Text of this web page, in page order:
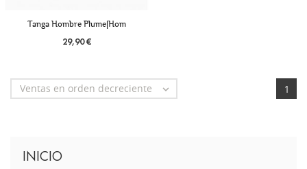
INICIO
Tanga Hombre Plume|Hom
29,90 €
Ventas en orden decreciente  1